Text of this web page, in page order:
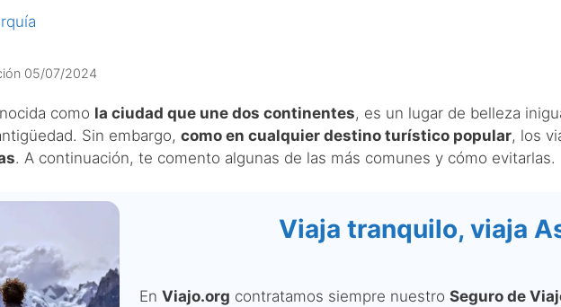
05/07/2024
como la ciudad que une dos continentes, es un lugar de belleza
Sin embargo, como en cualquier destino turístico popular, los
. A continuación, te comento algunas de las más comunes y cómo evitarlas.
Viaja tranquilo, viaja
En Viajo.org contratamos siempre nuestro Seguro de